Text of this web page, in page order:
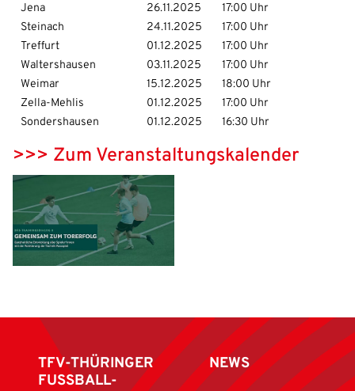
Jena
26.11.2025
17:00 Uhr
Steinach
24.11.2025
17:00 Uhr
Treffurt
01.12.2025
17:00 Uhr
Waltershausen
03.11.2025
17:00 Uhr
Weimar
15.12.2025
18:00 Uhr
Zella-Mehlis
01.12.2025
17:00 Uhr
Sondershausen
01.12.2025 16:30 Uhr
>>> Zum Veranstaltungskalender
TFV-THÜRINGER
FUSSBALL-
NEWS